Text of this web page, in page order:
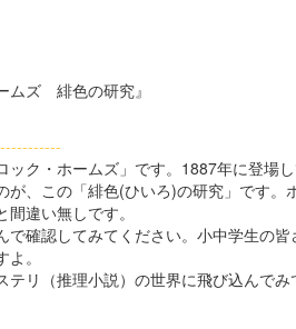
ムズ 緋色の研究』
ク・ホームズ」です。1887年に登場
、この「緋色(ひいろ)の研究」です
間違い無しです。
確認してみてください。小中学生の
すよ。
リ（推理小説）の世界に飛び込んでみ